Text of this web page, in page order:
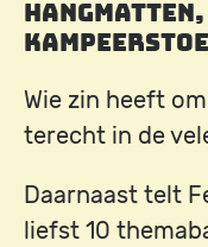
Wie zin heeft
terecht in de
Daarnaast telt
liefst 10